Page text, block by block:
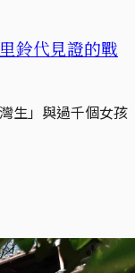
鈴代見證的戰
生」與過千個女孩